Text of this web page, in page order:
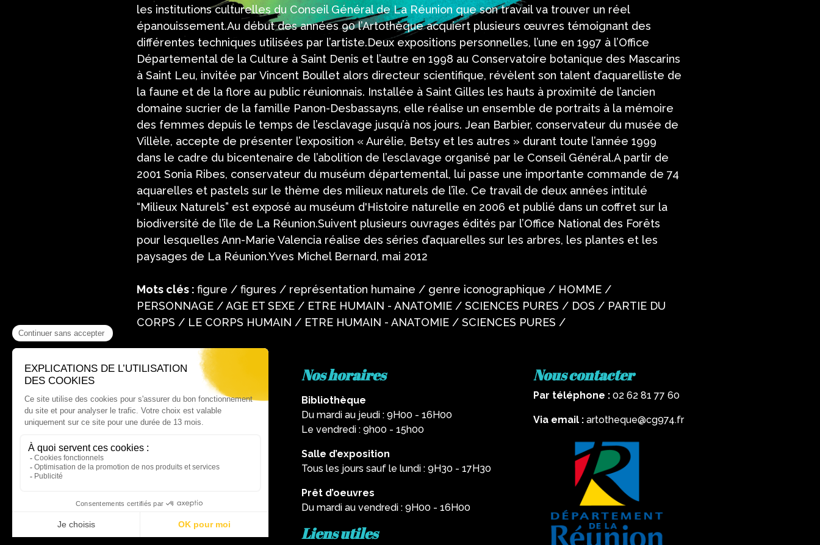
les institutions culturelles du Conseil Général de La Réunion que son travail va trouver un réel
épanouissement.Au début des années 90 l’Artothèque acquiert plusieurs œuvres témoignant des
différentes techniques utilisées par l’artiste.Deux expositions personnelles, l’une en 1997 à l’Office
Départemental de la Culture à Saint Denis et l’autre en 1998 au Conservatoire botanique des Mascarins
à Saint Leu, invitée par Vincent Boullet alors directeur scientifique, révèlent son talent d’aquarelliste de
la faune et de la flore au public réunionnais. Installée à Saint Gilles les hauts à proximité de l’ancien
domaine sucrier de la famille Panon-Desbassayns, elle réalise un ensemble de portraits à la mémoire
des femmes depuis le temps de l’esclavage jusqu’à nos jours. Jean Barbier, conservateur du musée de
Villèle, accepte de présenter l’exposition « Aurélie, Betsy et les autres » durant toute l’année 1999
dans le cadre du bicentenaire de l’abolition de l’esclavage organisé par le Conseil Général.A partir de
2001 Sonia Ribes, conservateur du muséum départemental, lui passe une importante commande de 74
aquarelles et pastels sur le thème des milieux naturels de l’île. Ce travail de deux années intitulé
“Milieux Naturels” est exposé au muséum d'Histoire naturelle en 2006 et publié dans un coffret sur la
biodiversité de l’île de La Réunion.Suivent plusieurs ouvrages édités par l’Office National des Forêts
pour lesquelles Ann-Marie Valencia réalise des séries d’aquarelles sur les arbres, les plantes et les
paysages de La Réunion.Yves Michel Bernard, mai 2012
Mots clés : figure / figures / représentation humaine / genre iconographique / HOMME /
PERSONNAGE / AGE ET SEXE / ETRE HUMAIN - ANATOMIE / SCIENCES PURES / DOS / PARTIE DU
CORPS / LE CORPS HUMAIN / ETRE HUMAIN - ANATOMIE / SCIENCES PURES /
Où nous trouver ?
60 rue Victor Le Vigoureux,
97410 Saint Pierre
Nos horaires
Bibliothèque
Du mardi au jeudi : 9H00 - 16H00
Le vendredi : 9h00 - 15h00
Salle d’exposition
Tous les jours sauf le lundi : 9H30 - 17H30
Prêt d’oeuvres
Du mardi au vendredi : 9H00 - 16H00
Liens utiles
Nous contacter
Par téléphone : 02 62 81 77 60
Via email : artotheque@cg974.fr